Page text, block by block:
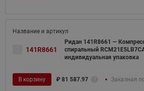
141R8661
Ридан 141R8661 —
спиральный
индивидуальная упаковка
В корзину ₽ 81 587.97 Заказная